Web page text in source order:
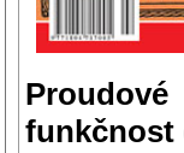
funkčnost